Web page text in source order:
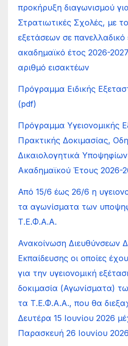
προκήρυξη διαγωνισμού
Στρατιωτικές Σχολές, με
εξετάσεων σε πανελλαδικό
ακαδημαϊκό έτος 2026-
αριθμό εισακτέων
Πρόγραμμα Ειδικής
(pdf)
Πρόγραμμα Υγειονομικής
Πρακτικής Δοκιμασίας,
Δικαιολογητικά
Ακαδημαϊκού Έτους 2026-
Από 15/6 έως 26/6 η
τα αγωνίσματα των
Τ.Ε.Φ.Α.Α.
Ανακοίνωση Διευθύνσεων
Εκπαίδευσης οι οποίες
για την υγειονομική
δοκιμασία (Αγωνίσματα)
τα Τ.Ε.Φ.Α.Α., που θα
Δευτέρα 15 Ιουνίου 2026
Παρασκευή 26 Ιουνίου